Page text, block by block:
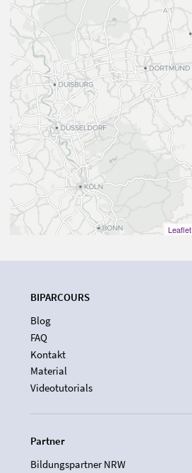
Leaflet
BIPARCOURS
Blog
FAQ
Kontakt
Material
Videotutorials
Partner
Bildungspartner NRW